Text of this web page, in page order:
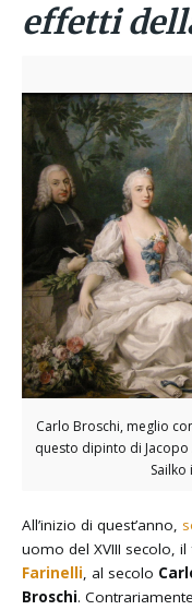
effetti
Carlo Broschi, meglio
questo dipinto di Jacopo
All’inizio di quest’anno,
uomo del XVIII secolo,
Farinelli, al secolo
Broschi.